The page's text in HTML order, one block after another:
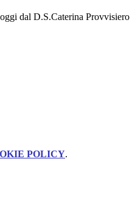
dal D.S.Caterina
POLICY.